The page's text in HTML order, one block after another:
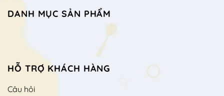
DANH MỤC SẢN PHẨM
HỖ TRỢ KHÁCH HÀNG
Câu hỏi